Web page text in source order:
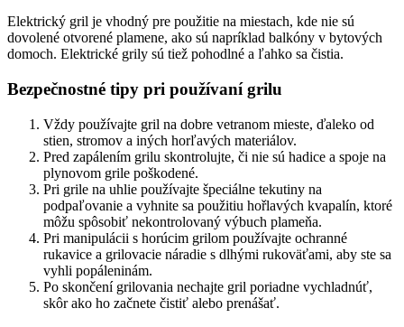
Elektrický gril je vhodný pre použitie na miestach, kde nie sú
dovolené otvorené plamene, ako sú napríklad balkóny v bytových
domoch. Elektrické grily sú tiež pohodlné a ľahko sa čistia.
Bezpečnostné tipy pri používaní grilu
Vždy používajte gril na dobre vetranom mieste, ďaleko od
stien, stromov a iných horľavých materiálov.
Pred zapálením grilu skontrolujte, či nie sú hadice a spoje na
plynovom grile poškodené.
Pri grile na uhlie používajte špeciálne tekutiny na
podpaľovanie a vyhnite sa použitiu hořlavých kvapalín, ktoré
môžu spôsobiť nekontrolovaný výbuch plameňa.
Pri manipulácii s horúcim grilom používajte ochranné
rukavice a grilovacie náradie s dlhými rukoväťami, aby ste sa
vyhli popáleninám.
Po skončení grilovania nechajte gril poriadne vychladnúť,
skôr ako ho začnete čistiť alebo prenášať.